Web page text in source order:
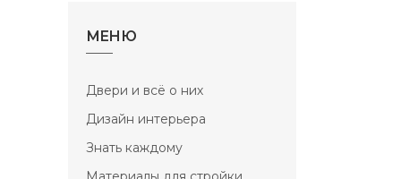
МЕНЮ
Двери и всё о них
Дизайн интерьера
Знать каждому